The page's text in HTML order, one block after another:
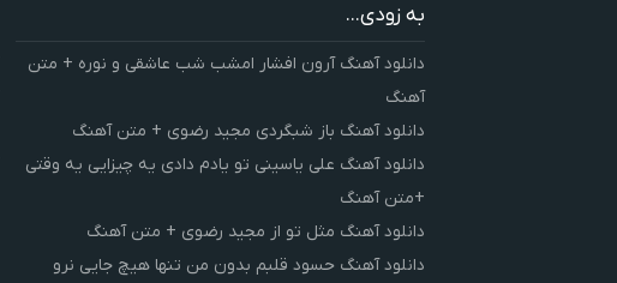
به زودی...
دانلود آهنگ آرون افشار امشب شب عاشقی و نوره + متن
آهنگ
دانلود آهنگ باز شبگردی مجید رضوی + متن آهنگ
دانلود آهنگ علی یاسینی تو یادم دادی یه چیزایی یه وقتی
+متن آهنگ
دانلود آهنگ مثل تو از مجید رضوی + متن آهنگ
دانلود آهنگ حسود قلبم بدون من تنها هیچ جایی نرو